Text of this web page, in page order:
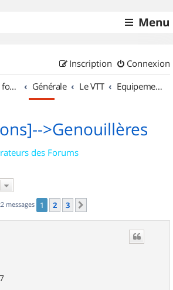
Menu
Connexion
Inscription
Accueil forum Générale Le VTT Equipements et Accessoires
>Genouillères
des Forums
messages 1 2 3